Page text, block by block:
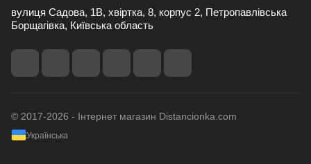
вулиця Садова, 1В, хвіртка, 8, корпус 2, Петропавлівська
Борщагівка, Київська область
© 2017-2026 - Інтернет магазин Distancionka.com
Українська